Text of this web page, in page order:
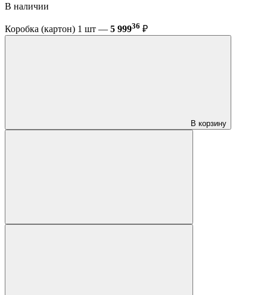
В наличии
Коробка (картон) 1 шт — 5 99936 ₽
В корзину